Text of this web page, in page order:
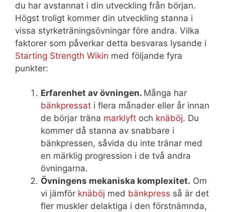
du har avstannat i din utveckling från början.
Högst troligt kommer din utveckling stanna i
vissa styrketräningsövningar före andra. Vilka
faktorer som påverkar detta besvaras lysande i
Starting Strength Wikin med följande fyra
punkter:
Erfarenhet av övningen. Många har
bänkpressat i flera månader eller år innan
de börjar träna marklyft och knäböj. Du
kommer då stanna av snabbare i
bänkpressen, såvida du inte tränar med
en märklig progression i de två andra
övningarna.
Övningens mekaniska komplexitet. Om
vi jämför knäböj med bänkpress så är det
fler muskler delaktiga i den förstnämnda,